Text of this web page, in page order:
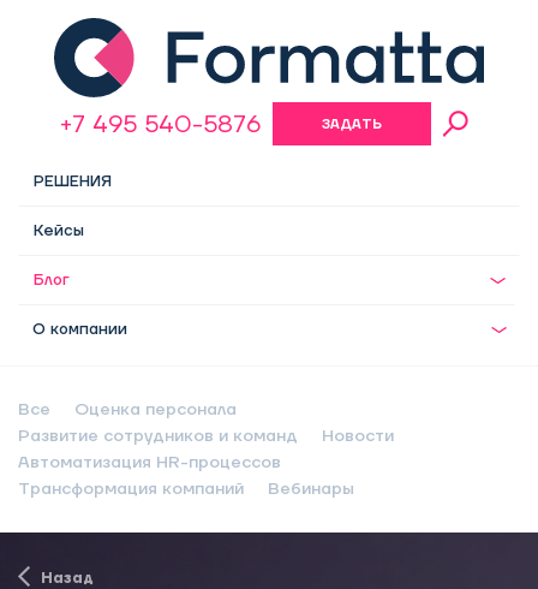
РЕШЕНИЯ
Кейсы
Блог
О компании
+7 495 540-5876 ЗАДАТЬ
Все
Оценка персонала
Развитие сотрудников и команд
Новости
Автоматизация HR-процессов
Трансформация компаний
Вебинары
Назад